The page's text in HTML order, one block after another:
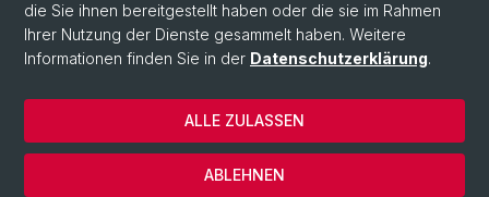
ZRWP
© Universität Basel
Datenschutzerklärung
die Sie ihnen bereitgestellt haben oder die sie im Rahmen
Ihrer Nutzung der Dienste gesammelt haben. Weitere
Informationen finden Sie in der Datenschutzerklärung.
ABLEHNEN
ALLE ZULASSEN